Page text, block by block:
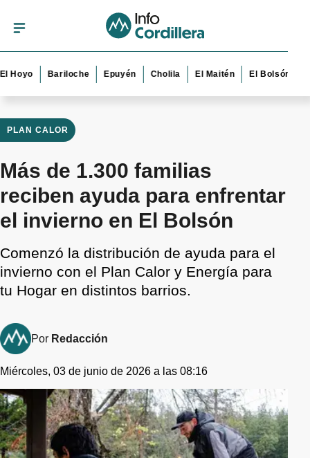
Bariloche Epuyén Cholila El Maitén El Bolsón
PLAN CALOR
Más de 1.300 familias
reciben ayuda para enfrentar
el invierno en El Bolsón
Comenzó la distribución de ayuda para el
invierno con el Plan Calor y Energía para
tu Hogar en distintos barrios.
Por Redacción
Miércoles, 03 de junio de 2026 a las 08:16